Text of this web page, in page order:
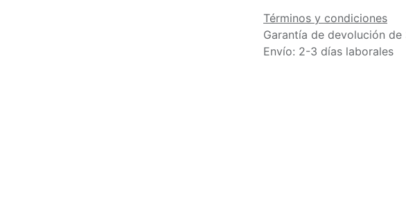
Términos y condiciones
Garantía de devolución de
Envío: 2-3 días laborales